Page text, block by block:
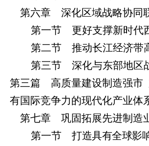
第六章 深化区域战略协同
第一节 更好支撑新时代
第二节 推动长江经济带
第三节 深化与东部地区
第三篇 高质量建设制造强市
有国际竞争力的现代化产业体
第七章 巩固拓展先进制造
第一节 打造具有全球影